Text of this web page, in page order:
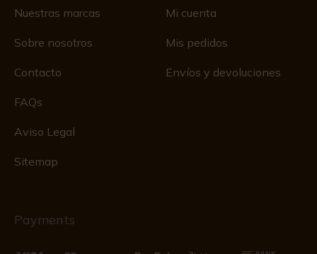
Nuestras marcas
Sobre nosotros
Contacto
FAQs
Aviso Legal
Sitemap
Mi cuenta
Mis pedidos
Envíos y devoluciones
Payments